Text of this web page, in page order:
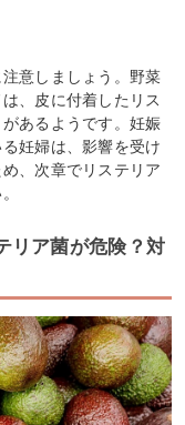
意しましょう。野菜
、皮に付着したリス
あるようです。妊娠
妊婦は、影響を受け
、次章でリステリア
リア菌が危険？対